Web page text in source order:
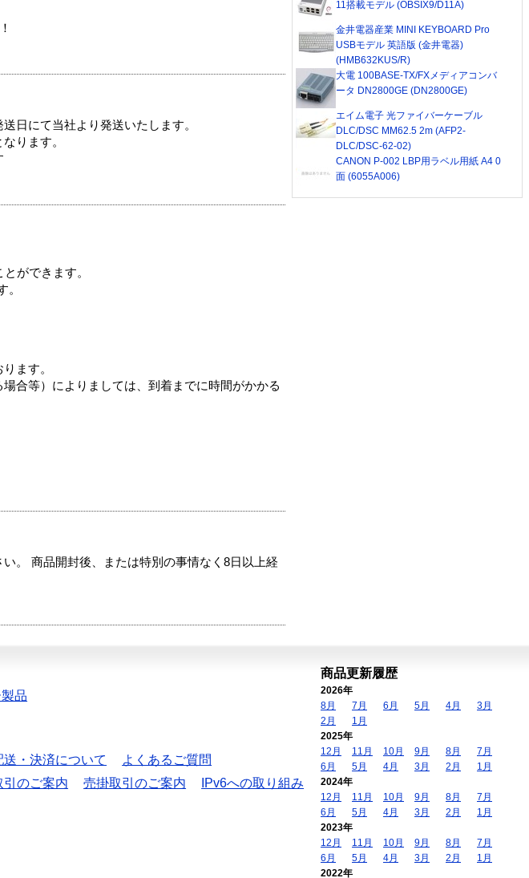
日にて当社より発送いたします。
ります。
ができます。
。
ます。
合等）によりましては、到着までに時間がかかる
。 商品開封後、または特別の事情なく8日以上経
11搭載モデル (OBSIX9/D11A)
金井電器産業 MINI KEYBOARD Pro
USBモデル 英語版 (金井電器)
(HMB632KUS/R)
大電 100BASE-TX/FXメディアコンバ
ータ DN2800GE (DN2800GE)
エイム電子 光ファイバーケーブル
DLC/DSC MM62.5 2m (AFP2-
DLC/DSC-62-02)
CANON P-002 LBP用ラベル用紙 A4 0
面 (6055A006)
品
送・決済について
よくあるご質問
のご案内 売掛取引のご案内
IPv6への取り組み
商品更新履歴
2026年
8月
7月 6月 5月 4月
3月
2月
1月
2025年
12月
11月 10月 9月 8月
7月
6月
5月 4月 3月 2月
1月
2024年
12月
11月 10月 9月 8月
7月
6月
5月 4月 3月 2月
1月
2023年
12月
11月 10月 9月 8月
7月
6月
5月 4月 3月 2月
1月
2022年